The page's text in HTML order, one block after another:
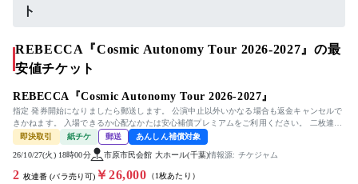
ト
REBECCA『Cosmic Autonomy Tour 2026-2027』の最
安値チケット
REBECCA『Cosmic Autonomy Tour 2026-2027』
指定 発券開始になりましたら郵送します。 公演中止以外いかなる場合も返金キャンセルで
きかねます。 入場できるか心配なかたは安心補償プレミアムをご利用ください。 二枚連番
の場合は発券番号のお知らせ...
即決取引 紙チケ 郵送 あんしん補償対象
26/10/27(火) 18時00分 市原市民会館 大ホール(千葉)情報源: チケジャム
2 枚連番 (バラ売り可) ￥26,000 （1枚あたり）